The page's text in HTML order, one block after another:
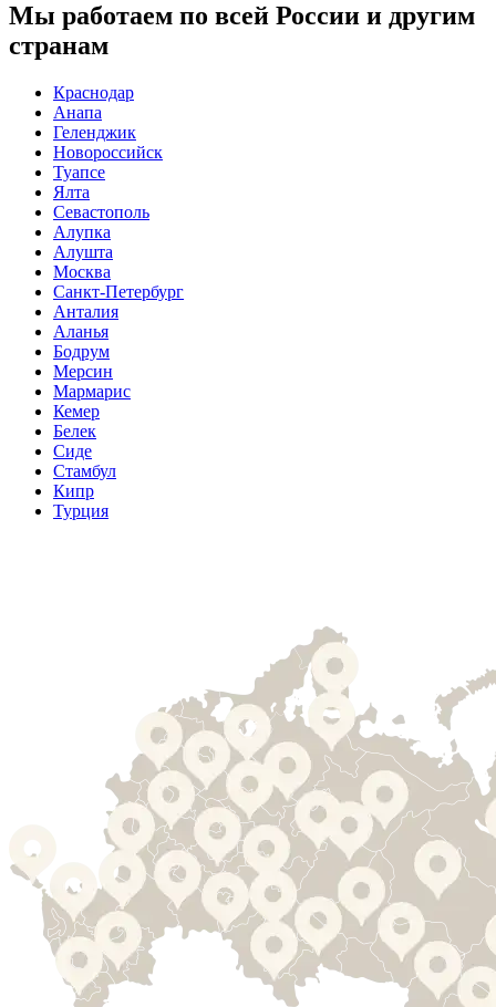
Мы работаем по всей России и другим
странам
Краснодар
Анапа
Геленджик
Новороссийск
Туапсе
Ялта
Севастополь
Алупка
Алушта
Москва
Санкт-Петербург
Анталия
Аланья
Бодрум
Мерсин
Мармарис
Кемер
Белек
Сиде
Стамбул
Кипр
Турция